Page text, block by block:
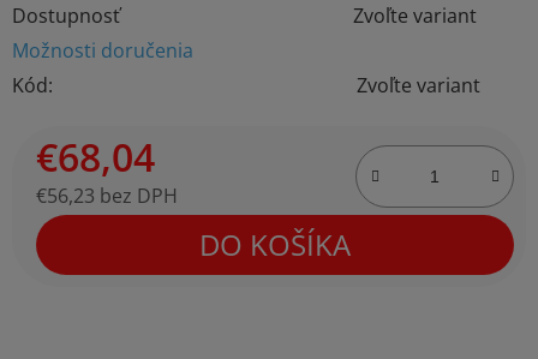
Dostupnosť
Zvoľte variant
Možnosti doručenia
Kód:
Zvoľte variant
€68,04
€56,23 bez DPH
Jednotková cena:
DO KOŠÍKA